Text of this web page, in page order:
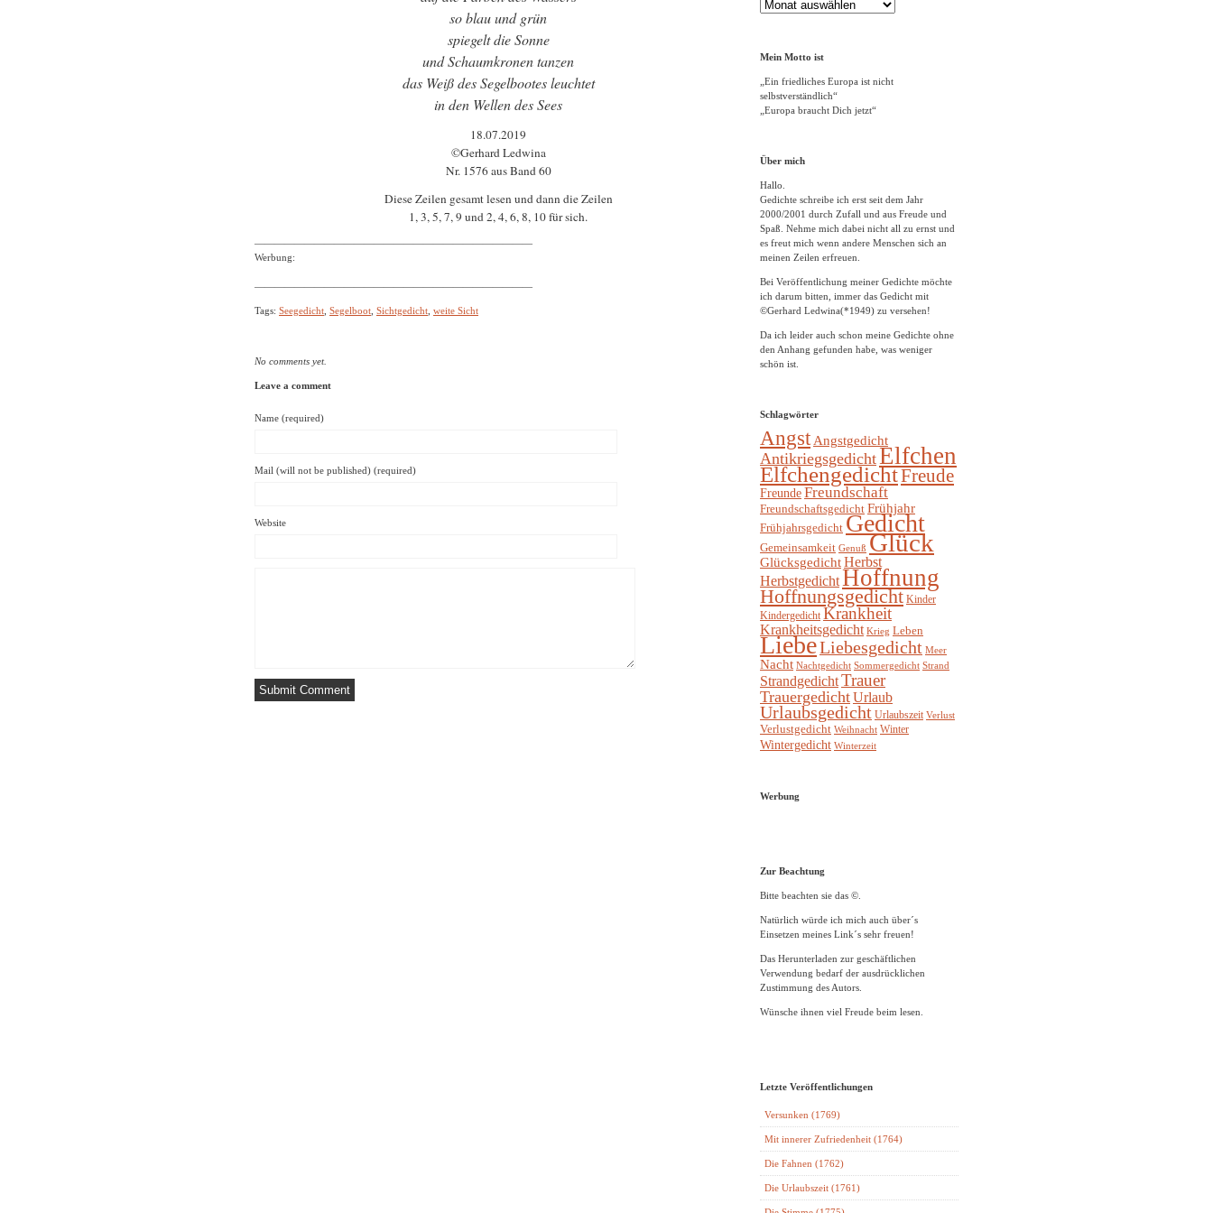
so blau und grün
spiegelt die Sonne
und Schaumkronen tanzen
das Weiß des Segelbootes leuchtet
in den Wellen des Sees
18.07.2019
©Gerhard Ledwina
Nr. 1576 aus Band 60
Diese Zeilen gesamt lesen und dann die Zeilen
1, 3, 5, 7, 9 und 2, 4, 6, 8, 10 für sich.
————————————————————————————
Werbung:
————————————————————————————
Tags: Seegedicht Segelboot Sichtgedicht weite Sicht
No comments yet.
Leave a comment
Name (required)
Mail (will not be published) (required)
Website
Gedichte
Archiv
Mein Motto ist
„Ein friedliches Europa ist nicht
selbstverständlich“
„Europa braucht Dich jetzt“
Über mich
Hallo.
Gedichte schreibe ich erst seit dem Jahr
2000/2001 durch Zufall und aus Freude und
Spaß. Nehme mich dabei nicht all zu ernst und
es freut mich wenn andere Menschen sich an
meinen Zeilen erfreuen.
Bei Veröffentlichung meiner Gedichte möchte
ich darum bitten, immer das Gedicht mit
©Gerhard Ledwina(*1949) zu versehen!
Da ich leider auch schon meine Gedichte ohne
den Anhang gefunden habe, was weniger
schön ist.
Schlagwörter
Angst Angstgedicht
AntikriegsgedichtElfchen
ElfchengedichtFreude
FreundeFreundschaft
Freundschaftsgedicht Frühjahr
Frühjahrsgedicht Gedicht
Gemeinsamkeit Genuß Glück
GlücksgedichtHerbst
HerbstgedichtHoffnung
Hoffnungsgedicht Kinder
Kindergedicht Krankheit
Krankheitsgedicht Krieg Leben
LiebeLiebesgedicht Meer
Nacht Nachtgedicht Sommergedicht Strand
StrandgedichtTrauer
TrauergedichtUrlaub
Urlaubsgedicht Urlaubszeit Verlust
Verlustgedicht Weihnacht Winter
Wintergedicht Winterzeit
Werbung
Zur Beachtung
Bitte beachten sie das ©.
Natürlich würde ich mich auch über´s
Einsetzen meines Link´s sehr freuen!
Das Herunterladen zur geschäftlichen
Verwendung bedarf der ausdrücklichen
Zustimmung des Autors.
Wünsche ihnen viel Freude beim lesen.
Letzte Veröffentlichungen
Versunken (1769)
Mit innerer Zufriedenheit (1764)
Die Fahnen (1762)
Die Urlaubszeit (1761)